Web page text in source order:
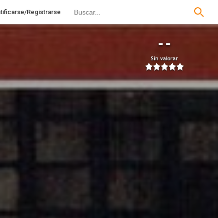
Registrarse
--
Sin valorar